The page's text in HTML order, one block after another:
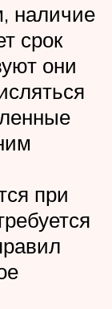
наличие
срок
они
при